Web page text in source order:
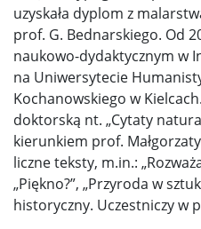
uzyskała dyplom z
prof. G. Bednarskiego. Od
naukowo-dydaktycznym w
na Uniwersytecie
Kochanowskiego w
doktorską nt. „Cytaty
kierunkiem prof.
liczne teksty, m.in.:
„Piękno?”, „Przyroda w
historyczny. Uczestniczy w